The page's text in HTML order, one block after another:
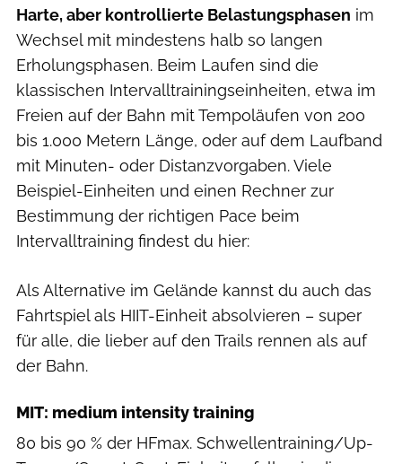
Harte, aber kontrollierte Belastungsphasen im
Wechsel mit mindestens halb so langen
Erholungsphasen. Beim Laufen sind die
klassischen Intervalltrainingseinheiten, etwa im
Freien auf der Bahn mit Tempoläufen von 200
bis 1.000 Metern Länge, oder auf dem Laufband
mit Minuten- oder Distanzvorgaben. Viele
Beispiel-Einheiten und einen Rechner zur
Bestimmung der richtigen Pace beim
Intervalltraining findest du hier:
Als Alternative im Gelände kannst du auch das
Fahrtspiel als HIIT-Einheit absolvieren – super
für alle, die lieber auf den Trails rennen als auf
der Bahn.
MIT: medium intensity training
80 bis 90 % der HFmax. Schwellentraining/Up-